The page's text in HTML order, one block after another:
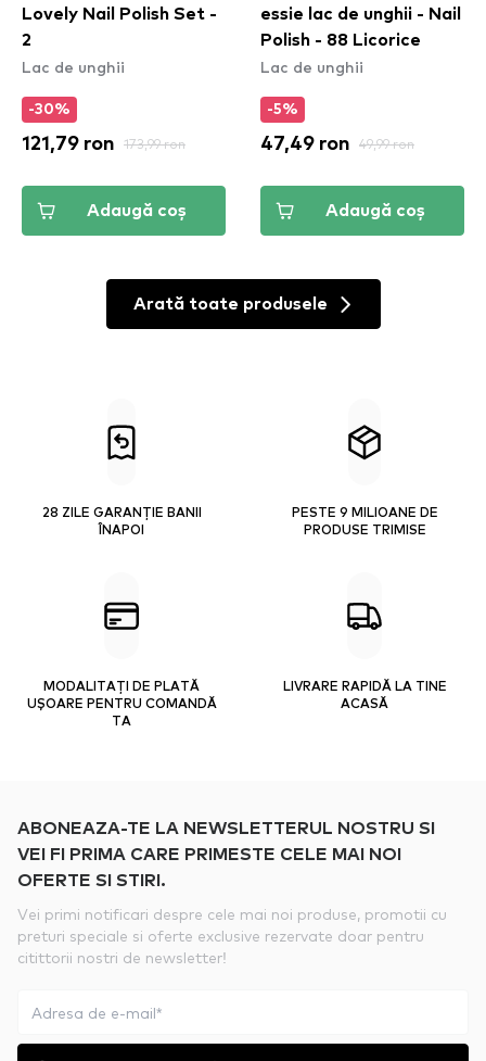
Lovely Nail Polish Set -
2
Lac de unghii
-30%
121,79 ron 173,99 ron
Adaugă coș
essie lac de unghii - Nail
Polish - 88 Licorice
Lac de unghii
-5%
47,49 ron 49,99 ron
Adaugă coș
Arată toate produsele
28 ZILE GARANȚIE BANII
ÎNAPOI
PESTE 9 MILIOANE DE
PRODUSE TRIMISE
MODALITAȚI DE PLATĂ
UȘOARE PENTRU COMANDĂ
TA
LIVRARE RAPIDĂ LA TINE
ACASĂ
ABONEAZA-TE LA NEWSLETTERUL NOSTRU SI
VEI FI PRIMA CARE PRIMESTE CELE MAI NOI
OFERTE SI STIRI.
Vei primi notificari despre cele mai noi produse, promotii cu
preturi speciale si oferte exclusive rezervate doar pentru
citittorii nostri de newsletter!